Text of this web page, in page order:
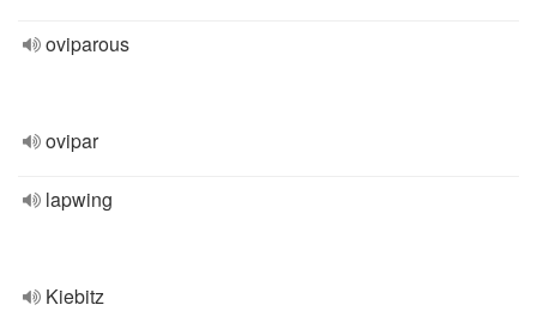
oviparous
ovipar
lapwing
Kiebitz